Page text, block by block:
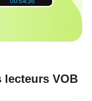
lecteurs VOB